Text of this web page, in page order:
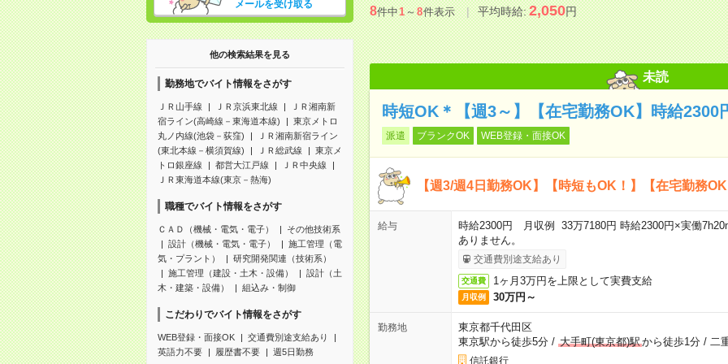
メールを受け取る
他の検索結果を見る
勤務地でバイト情報をさがす
ＪＲ山手線 ＪＲ京浜東北線
ＪＲ湘南新
宿ライン(高崎線－東海道本線)
東京メトロ
丸ノ内線(池袋－荻窪)
ＪＲ湘南新宿ライン
(東北本線－横須賀線)
ＪＲ総武線
東京メ
トロ銀座線
都営大江戸線
ＪＲ中央線
ＪＲ東海道本線(東京－熱海)
職種でバイト情報をさがす
ＣＡＤ（機械・電気・電子）
その他技術系
設計（機械・電気・電子）
施工管理（電
気・プラント）
研究開発関連（技術系）
施工管理（建設・土木・設備）
設計（土
木・建築・設備）
組込み・制御
こだわりでバイト情報をさがす
WEB登録・面接OK
交通費別途支給あり
英語力不要
履歴書不要 週5日勤務
8件中1～8件表示 平均時給:2,050円
未読
時短OK＊【週3～】【在宅勤務OK】時給2300
派遣 ブランクOK WEB登録・面接OK
【週3/週4日勤務OK】【時短もOK！】【在宅勤務
給与
時給2300円 月収例 33万7180円 時給2300円×実働
ありません。
交通費別途支給あり
交通費 1ヶ月3万円を上限として実費支給
月収例 30万円～
勤務地
東京都千代田区
東京駅から徒歩5分/ 大手町(東京都)駅から徒歩1分/ 二
信託銀行